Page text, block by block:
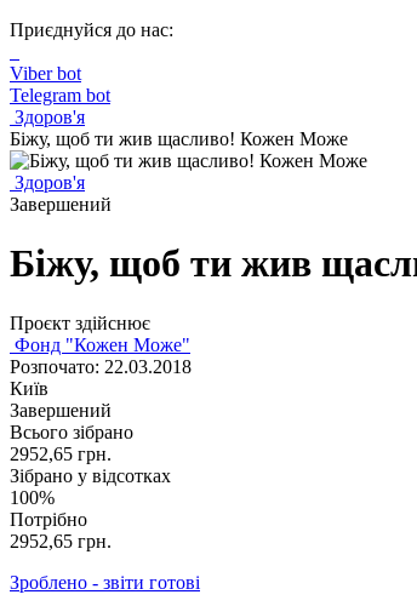
Приєднуйся до нас:
Viber bot
Telegram bot
Здоров'я
Біжу, щоб ти жив щасливо! Кожен Може
Здоров'я
Завершений
Біжу, щоб ти жив
Проєкт здійснює
Фонд "Кожен Може"
Розпочато: 22.03.2018
Київ
Завершений
Всього зібрано
2952,65 грн.
Зібрано у відсотках
100%
Потрібно
2952,65 грн.
Зроблено - звіти готові